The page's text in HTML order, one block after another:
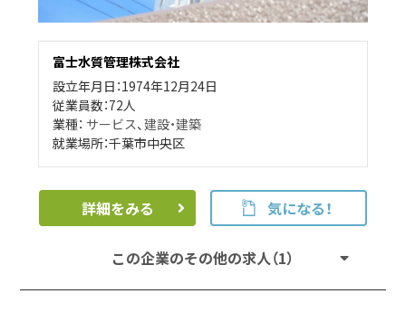
富士水質管理株式会社
設立年月日：1974年12月24日
従業員数：72人
業種： サービス、建設・建築
就業場所：千葉市中央区
詳細をみる 気になる！
この企業のその他の求人（1）